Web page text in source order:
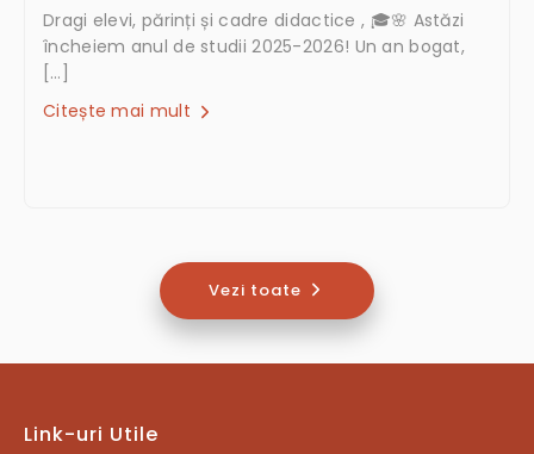
Dragi elevi, părinți și cadre didactice , 🎓🌸 Astăzi
încheiem anul de studii 2025-2026! Un an bogat,
[…]
Citește mai mult
Vezi toate
Link-uri Utile